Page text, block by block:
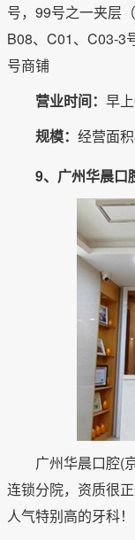
号，99号之一夹层
B08、C01、C03-3
号商铺
营业时间： 早
规模： 经营面
9、广州华晨口
广州华晨口腔(
连锁分院，资质很
人气特别高的牙科！